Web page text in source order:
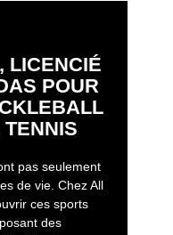
LICENCIÉ
POUR
pas seulement
de vie. Chez All
ces sports
des